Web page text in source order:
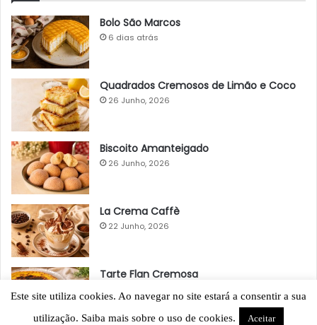
Bolo São Marcos
6 dias atrás
Quadrados Cremosos de Limão e Coco
26 Junho, 2026
Biscoito Amanteigado
26 Junho, 2026
La Crema Caffè
22 Junho, 2026
Tarte Flan Cremosa
Este site utiliza cookies. Ao navegar no site estará a consentir a sua
utilização. Saiba mais sobre o uso de cookies.
Aceitar